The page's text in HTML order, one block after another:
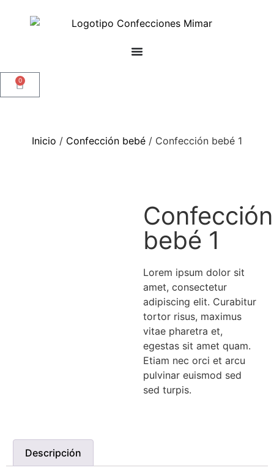
0
Inicio / Confección bebé / Confección bebé 1
Confección
bebé 1
Lorem ipsum dolor sit
amet, consectetur
adipiscing elit. Curabitur
tortor risus, maximus
vitae pharetra et,
egestas sit amet quam.
Etiam nec orci et arcu
pulvinar euismod sed
sed turpis.
Descripción